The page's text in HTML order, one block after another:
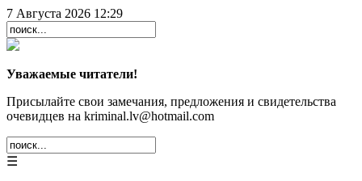
7 Августа 2026 12:29
Уважаемые читатели!
Присылайте свои замечания, предложения и свидетельства
очевидцев на kriminal.lv@hotmail.com
☰